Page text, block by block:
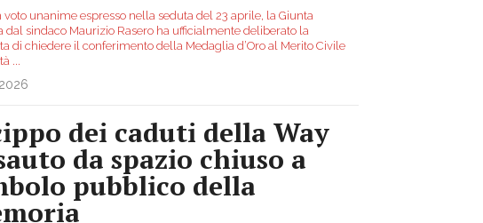
voto unanime espresso nella seduta del 23 aprile, la Giunta
dal sindaco Maurizio Rasero ha ufficialmente deliberato la
di chiedere il conferimento della Medaglia d’Oro al Merito Civile
dei caduti della Way
da spazio chiuso a
pubblico della